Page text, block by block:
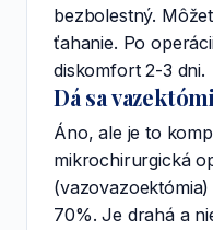
bezbolestný.
ťahanie. Po
diskomfort 2-3 dni.
Dá sa
Áno, ale je to
mikrochirurgická
70%. Je drahá a